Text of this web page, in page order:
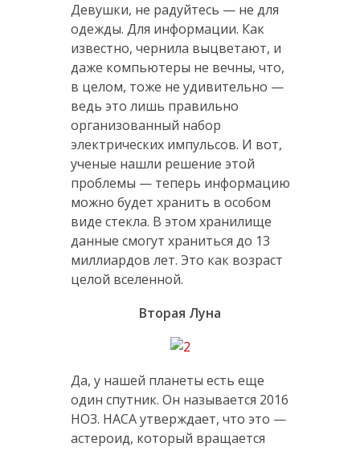
Девушки, не радуйтесь — не для
одежды. Для информации. Как
известно, чернила выцветают, и
даже компьютеры не вечны, что,
в целом, тоже не удивительно —
ведь это лишь правильно
организованный набор
электрических импульсов. И вот,
ученые нашли решение этой
проблемы — теперь информацию
можно будет хранить в особом
виде стекла. В этом хранилище
данные смогут храниться до 13
миллиардов лет. Это как возраст
целой вселенной.
Вторая Луна
Да, у нашей планеты есть еще
один спутник. Он называется 2016
HO3. НАСА утверждает, что это —
астероид, который вращается